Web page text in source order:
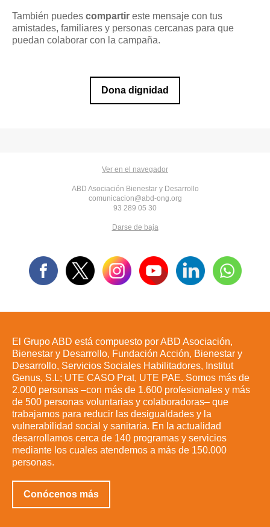
También puedes compartir este mensaje con tus
amistades, familiares y personas cercanas para que
puedan colaborar con la campaña.
Dona dignidad
Ver en el navegador
ABD Asociación Bienestar y Desarrollo
comunicacion@abd-ong.org
93 289 05 30
Darse de baja
El Grupo ABD está compuesto por ABD Asociación,
Bienestar y Desarrollo, Fundación Acción, Bienestar y
Desarrollo, Servicios Sociales Habilitadores, Institut
Genus, S.L; UTE CASO Prat, UTE PAE. Somos más de
2.000 personas –con más de 1.600 profesionales y más
de 500 personas voluntarias y colaboradoras– que
trabajamos para reducir las desigualdades y la
vulnerabilidad social y sanitaria. En la actualidad
desarrollamos cerca de 140 programas y servicios
mediante los cuales atendemos a más de 150.000
personas.
Conócenos más